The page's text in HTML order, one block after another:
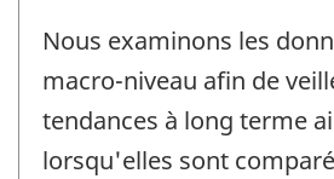
Nous examinons les
macro-niveau afin de
tendances à long terme
lorsqu'elles sont